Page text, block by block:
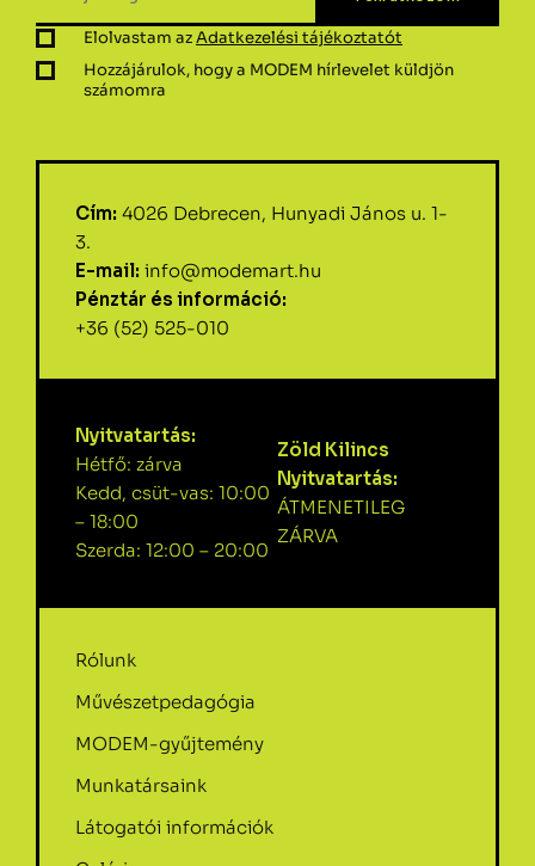
Elolvastam azAdatkezelési tájékoztatót
Hozzájárulok, hogy a MODEM hírlevelet küldjön
számomra
Cím: 4026 Debrecen, Hunyadi János u. 1-
3.
E-mail: info@modemart.hu
Pénztár és információ:
+36 (52) 525-010
Nyitvatartás:
Hétfő: zárva
Kedd, csüt-vas: 10:00
– 18:00
Szerda: 12:00 – 20:00
Zöld Kilincs
Nyitvatartás:
ÁTMENETILEG
ZÁRVA
Rólunk
Művészetpedagógia
MODEM-gyűjtemény
Munkatársaink
Látogatói információk